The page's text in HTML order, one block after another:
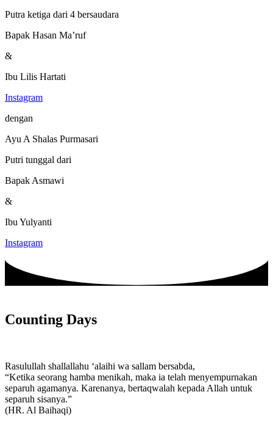
Putra ketiga dari 4 bersaudara
Bapak Hasan Ma’ruf
&
Ibu Lilis Hartati
Instagram
dengan
Ayu A Shalas Purmasari
Putri tunggal dari
Bapak Asmawi
&
Ibu Yulyanti
Instagram
Counting Days
Rasulullah shallallahu ‘alaihi wa sallam bersabda,
“Ketika seorang hamba menikah, maka ia telah menyempurnakan
separuh agamanya. Karenanya, bertaqwalah kepada Allah untuk
separuh sisanya.”
(HR. Al Baihaqi)